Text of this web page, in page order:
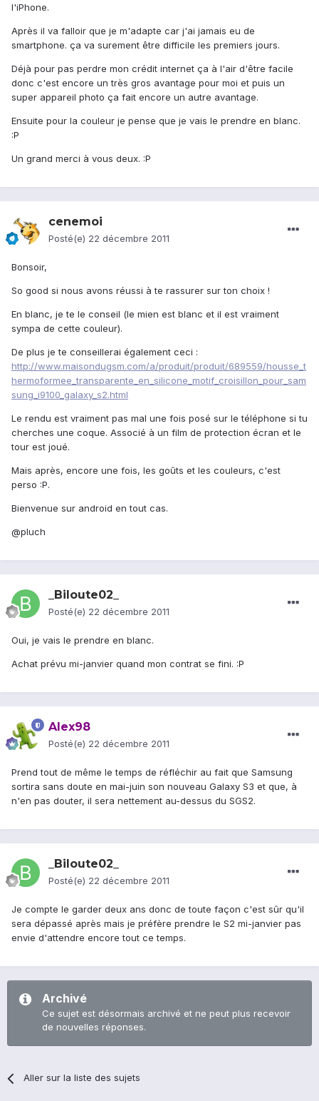
l'iPhone.
Après il va falloir que je m'adapte car j'ai jamais eu de
smartphone. ça va surement être difficile les premiers jours.
Déjà pour pas perdre mon crédit internet ça à l'air d'être facile
donc c'est encore un très gros avantage pour moi et puis un
super appareil photo ça fait encore un autre avantage.
Ensuite pour la couleur je pense que je vais le prendre en blanc.
:P
Un grand merci à vous deux. :P
cenemoi
Posté(e) 22 décembre 2011
Bonsoir,
So good si nous avons réussi à te rassurer sur ton choix !
En blanc, je te le conseil (le mien est blanc et il est vraiment
sympa de cette couleur).
De plus je te conseillerai également ceci :
http://www.maisondugsm.com/a/produit/produit/689559/housse_t
hermoformee_transparente_en_silicone_motif_croisillon_pour_sam
sung_i9100_galaxy_s2.html
Le rendu est vraiment pas mal une fois posé sur le téléphone si tu
cherches une coque. Associé à un film de protection écran et le
tour est joué.
Mais après, encore une fois, les goûts et les couleurs, c'est
perso :P.
Bienvenue sur android en tout cas.
@pluch
_Biloute02_
Posté(e) 22 décembre 2011
Oui, je vais le prendre en blanc.
Achat prévu mi-janvier quand mon contrat se fini. :P
Alex98
Posté(e) 22 décembre 2011
Prend tout de même le temps de réfléchir au fait que Samsung
sortira sans doute en mai-juin son nouveau Galaxy S3 et que, à
n'en pas douter, il sera nettement au-dessus du SGS2.
_Biloute02_
Posté(e) 22 décembre 2011
Je compte le garder deux ans donc de toute façon c'est sûr qu'il
sera dépassé après mais je préfère prendre le S2 mi-janvier pas
envie d'attendre encore tout ce temps.
Archivé
Ce sujet est désormais archivé et ne peut plus recevoir
de nouvelles réponses.
Aller sur la liste des sujets